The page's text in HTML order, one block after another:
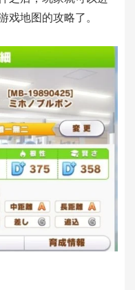
戏地图的攻略了。